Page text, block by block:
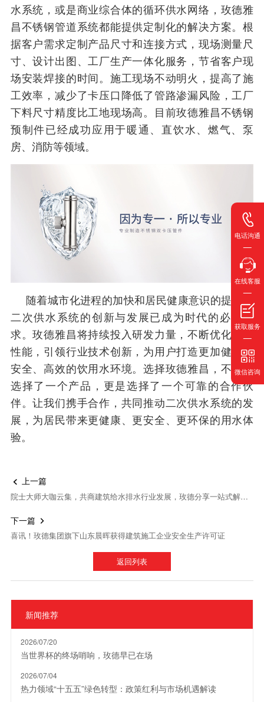
水系统，或是商业综合体的循环供水网络，玫德雅
昌不锈钢管道系统都能提供定制化的解决方案。根
据客户需求定制产品尺寸和连接方式，现场测量尺
寸、设计出图、工厂生产一体化服务，节省客户现
场安装焊接的时间。施工现场不动明火，提高了施
工效率，减少了卡压口降低了管路渗漏风险，工厂
下料尺寸精度比工地现场高。目前玫德雅昌不锈钢
预制件已经成功应用于暖通、直饮水、燃气、泵
房、消防等领域。
随着城市化进程的加快和居民健康意识的提升，
二次供水系统的创新与发展已成为时代的必然要
求。玫德雅昌将持续投入研发力量，不断优化产品
性能，引领行业技术创新，为用户打造更加健康、
安全、高效的饮用水环境。选择玫德雅昌，不仅是
选择了一个产品，更是选择了一个可靠的合作伙
伴。让我们携手合作，共同推动二次供水系统的发
展，为居民带来更健康、更安全、更环保的用水体
验。
 上一篇
院士大师大咖云集，共商建筑给水排水行业发展，玫德分享一站式解决方案
返回列表
下一篇 
喜讯！玫德集团旗下山东晨晖获得建筑施工企业安全生产许可证
新闻推荐
2026/07/20
当世界杯的终场哨响，玫德早已在场
2026/07/04
热力领域“十五五”绿色转型：政策红利与市场机遇解读
电话沟通
在线客服
获取服务
微信咨询